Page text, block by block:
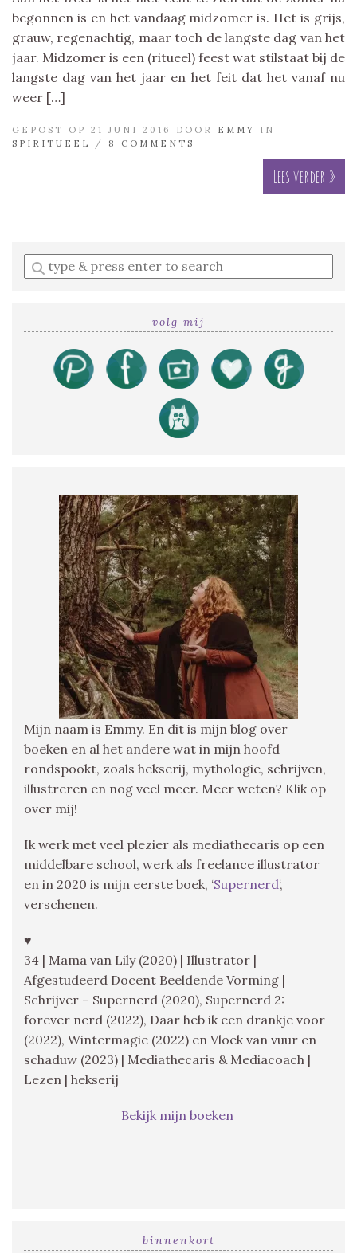
begonnen is en het vandaag midzomer is. Het is grijs,
grauw, regenachtig, maar toch de langste dag van het
jaar. Midzomer is een (ritueel) feest wat stilstaat bij de
langste dag van het jaar en het feit dat het vanaf nu
weer […]
GEPOST OP 21 JUNI 2016 DOOR EMMY
IN
SPIRITUEEL
/ 8 COMMENTS
Lees verder »
Enter
a
volg mij
Mijn naam is Emmy. En dit is mijn blog over
boeken en al het andere wat in mijn hoofd
rondspookt, zoals hekserij, mythologie, schrijven,
illustreren en nog veel meer. Meer weten? Klik op
over mij!
Ik werk met veel plezier als mediathecaris op een
middelbare school, werk als freelance illustrator
en in 2020 is mijn eerste boek, ‘Supernerd‘,
verschenen.
♥
34 | Mama van Lily (2020) | Illustrator |
Afgestudeerd Docent Beeldende Vorming |
Schrijver – Supernerd (2020), Supernerd 2:
forever nerd (2022), Daar heb ik een drankje voor
(2022), Wintermagie (2022) en Vloek van vuur en
schaduw (2023) | Mediathecaris & Mediacoach |
Lezen | hekserij
Bekijk mijn boeken
binnenkort